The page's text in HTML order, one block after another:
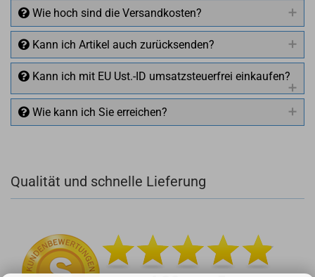
Wie hoch sind die Versandkosten?
Kann ich Artikel auch zurücksenden?
Kann ich mit EU Ust.-ID umsatzsteuerfrei einkaufen?
Wie kann ich Sie erreichen?
+49 (0)4281 50 79 78 2
info@rocketronics.de
Qualität und schnelle Lieferung